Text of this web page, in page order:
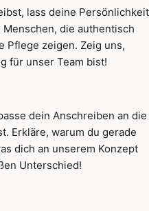
lass deine Persönlichkeit
die authentisch
Pflege zeigen. Zeig uns,
für unser Team bist!
dein Anschreiben an die
Erkläre, warum du gerade
dich an unserem Konzept
Unterschied!